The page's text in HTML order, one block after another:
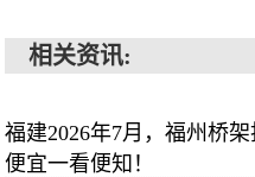
相关资讯:
福建2026年7月，福州桥
便宜一看便知！